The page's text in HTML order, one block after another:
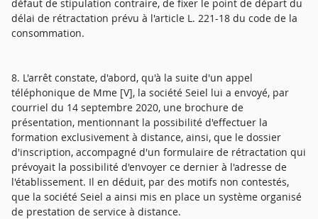
défaut de stipulation contraire, de fixer le point de départ du
délai de rétractation prévu à l'article L. 221-18 du code de la
consommation.
8. L'arrêt constate, d'abord, qu'à la suite d'un appel
téléphonique de Mme [V], la société Seiel lui a envoyé, par
courriel du 14 septembre 2020, une brochure de
présentation, mentionnant la possibilité d'effectuer la
formation exclusivement à distance, ainsi, que le dossier
d'inscription, accompagné d'un formulaire de rétractation qui
prévoyait la possibilité d'envoyer ce dernier à l'adresse de
l'établissement. Il en déduit, par des motifs non contestés,
que la société Seiel a ainsi mis en place un système organisé
de prestation de service à distance.